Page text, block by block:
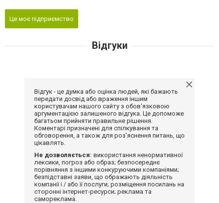
Це моє підприємство
Відгуки
Відгук - це думка або оцінка людей, які бажають
передати досвід або враження іншим
користувачам нашого сайту з обов'язковою
аргументацією залишеного відгука. Це допоможе
багатьом прийняти правильне рішення.
Коментарі призначені для спілкування та
обговорення, а також для роз'яснення питань, що
цікавлять.
Не дозволяється: використання ненормативної
лексики, погроз або образ; безпосереднє
порівняння з іншими конкуруючими компаніями;
безпідставні заяви, що ображають діяльність
компанії і / або її послуги; розміщення посилань на
сторонні інтернет-ресурси; реклама та
самореклама.